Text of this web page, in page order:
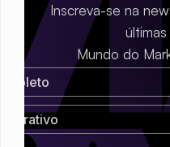
Inscreva-se na
Mundo do